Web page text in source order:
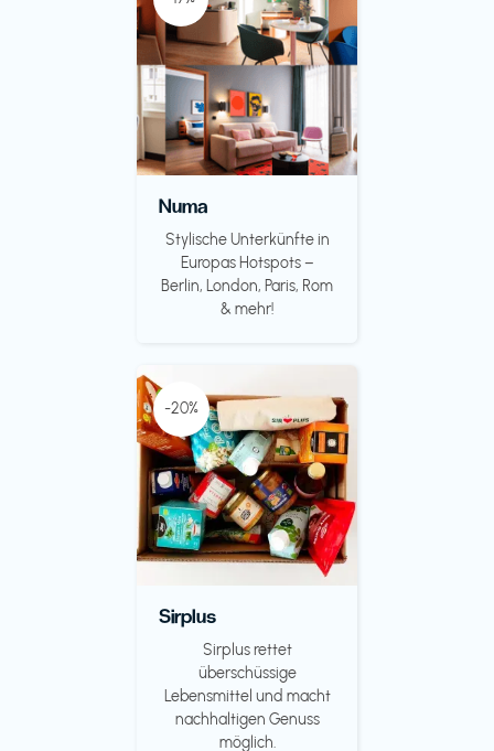
Numa
Stylische Unterkünfte in
Europas Hotspots –
Berlin, London, Paris, Rom
& mehr!
-20%
Sirplus
Sirplus rettet
überschüssige
Lebensmittel und macht
nachhaltigen Genuss
möglich.